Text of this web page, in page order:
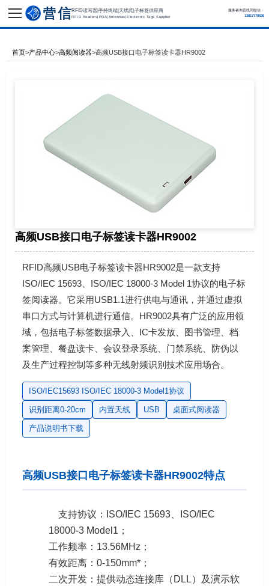
RFID读写器|手持终端|天线|电子标签供应商
RFID Readers|PDA|Antennas|Electronic Tags Supplier
服务咨询直线同微信：
13817779536
首页>产品中心>高频阅读器>高频USB接口电子标签读卡器HR9002
高频USB接口电子标签读卡器HR9002
RFID高频USB电子标签读卡器HR9002是一款支持
ISO/IEC 15693、ISO/IEC 18000-3 Model 1协议的电子标
签阅读器。它采用USB1.1进行供电与通讯，并通过虚拟
串口方式与计算机进行通信。HR9002具有广泛的应用领
域，包括电子标签数据录入、IC卡发放、图书管理、档
案管理、餐盘读卡、会议登录系统、门禁系统、防伪以
及生产过程控制等多种无线射频识别技术应用场合。
ISO/IEC15693 ISO/IEC 18000-3 Model1协议
识别距离0-20cm 内置天线 USB 桌面式阅读器
产品说明书下载
高频USB接口电子标签读卡器HR9002特点
支持协议：ISO/IEC 15693、ISO/IEC
18000-3 Model1；
工作频率：13.56MHz；
有效距离：0-150mm*；
二次开发：提供动态连接库（DLL）及演示软